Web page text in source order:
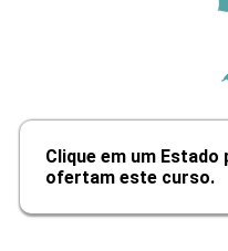
Humanização da
Saúde no Brasil
Clique em um
ofertam este curso.